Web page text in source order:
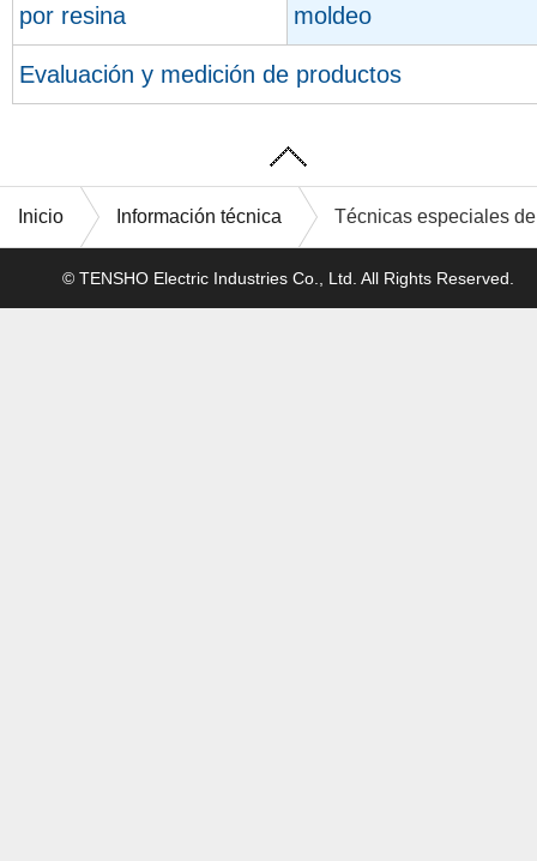
Inicio Información técnica Técnicas especiales
por resina
moldeo
Evaluación y medición de productos
© TENSHO Electric Industries Co., Ltd. All Rights Reserved.